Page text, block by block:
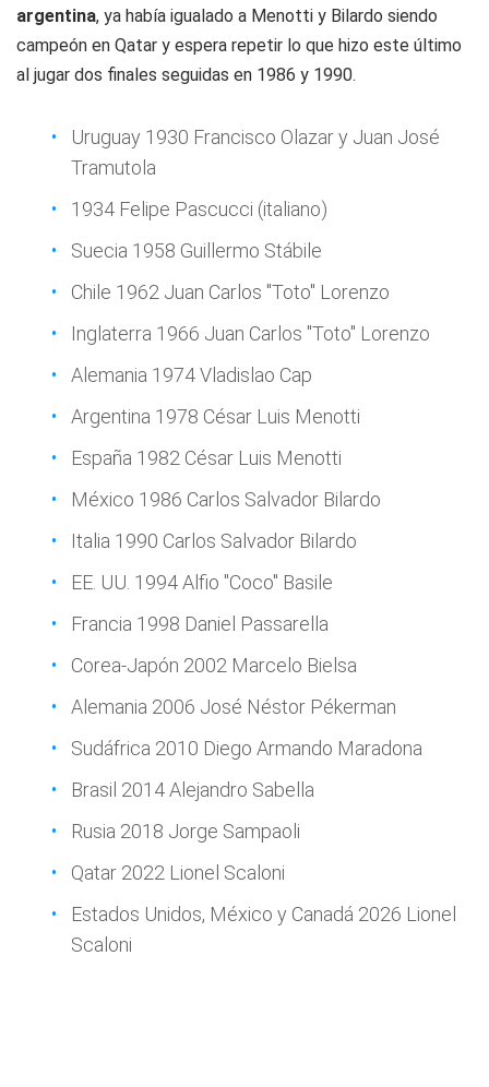
argentina, ya había igualado a Menotti y Bilardo siendo
campeón en Qatar y espera repetir lo que hizo este último
al jugar dos finales seguidas en 1986 y 1990.
Uruguay 1930 Francisco Olazar y Juan José
Tramutola
1934 Felipe Pascucci (italiano)
Suecia 1958 Guillermo Stábile
Chile 1962 Juan Carlos "Toto" Lorenzo
Inglaterra 1966 Juan Carlos "Toto" Lorenzo
Alemania 1974 Vladislao Cap
Argentina 1978 César Luis Menotti
España 1982 César Luis Menotti
México 1986 Carlos Salvador Bilardo
Italia 1990 Carlos Salvador Bilardo
EE. UU. 1994 Alfio "Coco" Basile
Francia 1998 Daniel Passarella
Corea-Japón 2002 Marcelo Bielsa
Alemania 2006 José Néstor Pékerman
Sudáfrica 2010 Diego Armando Maradona
Brasil 2014 Alejandro Sabella
Rusia 2018 Jorge Sampaoli
Qatar 2022 Lionel Scaloni
Estados Unidos, México y Canadá 2026 Lionel
Scaloni